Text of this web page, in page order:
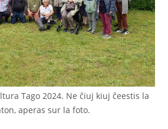
Tago 2024. Ne ĉiuj kiuj ĉeestis la
aperas sur la foto.